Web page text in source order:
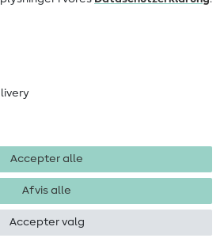
Accepter alle
Afvis alle
Accepter valg
AGB
GmbH